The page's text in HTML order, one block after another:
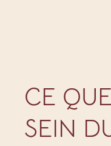
CE
SEIN